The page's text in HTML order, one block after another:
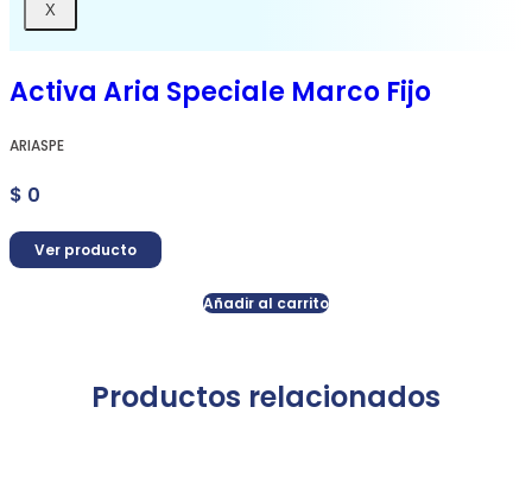
X
Activa Aria Speciale Marco Fijo
ARIASPE
$ 0
Ver producto
Añadir al carrito
Productos relacionados